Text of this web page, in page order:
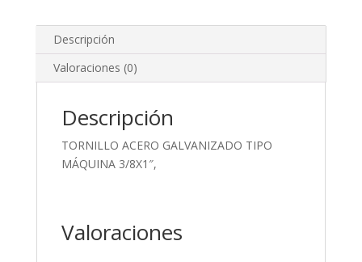
Descripción
Valoraciones (0)
Descripción
TORNILLO ACERO GALVANIZADO TIPO
MÁQUINA 3/8X1″,
Valoraciones